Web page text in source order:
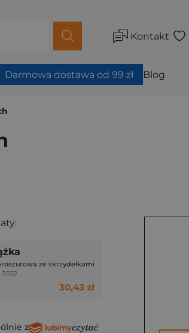
Kontakt
Darmowa dostawa od 99 zł Blog
ze skrzydełkami
2022
30,43 zł
z